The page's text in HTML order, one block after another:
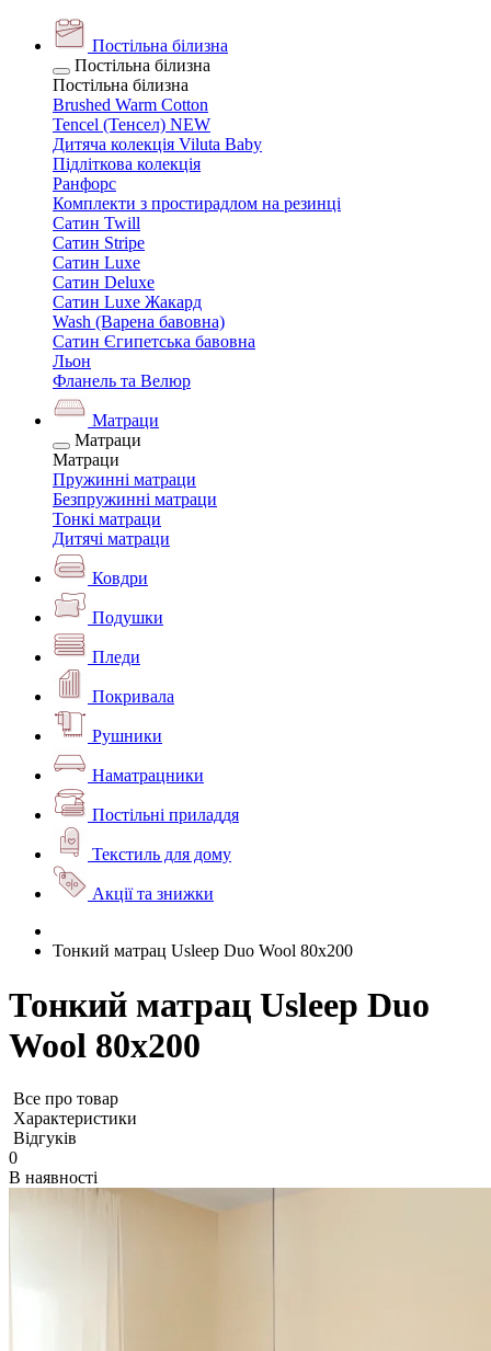
Постільна білизна
Постільна білизна
Постільна білизна
Brushed Warm Cotton
Tencel (Тенсел) NEW
Дитяча колекція Viluta Baby
Підліткова колекція
Ранфорс
Комплекти з простирадлом на резинці
Сатин Twill
Сатин Stripe
Сатин Luxe
Сатин Deluxe
Сатин Luxe Жакард
Wash (Варена бавовна)
Сатин Єгипетська бавовна
Льон
Фланель та Велюр
Матраци
Матраци
Матраци
Пружинні матраци
Безпружинні матраци
Тонкі матраци
Дитячі матраци
Ковдри
Подушки
Пледи
Покривала
Рушники
Наматрацники
Постільні приладдя
Текстиль для дому
Акції та знижки
Тонкий матрац Usleep Duo Wool 80х200
Тонкий матрац Usleep Duo
Wool 80х200
Все про товар
Характеристики
Відгуків
0
В наявності